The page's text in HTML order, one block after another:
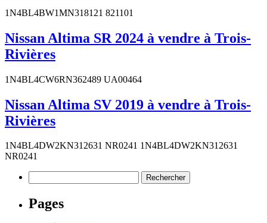
1N4BL4BW1MN318121 821101
Nissan Altima SR 2024 à vendre à Trois-
Rivières
1N4BL4CW6RN362489 UA00464
Nissan Altima SV 2019 à vendre à Trois-
Rivières
1N4BL4DW2KN312631 NR0241 1N4BL4DW2KN312631
NR0241
Pages